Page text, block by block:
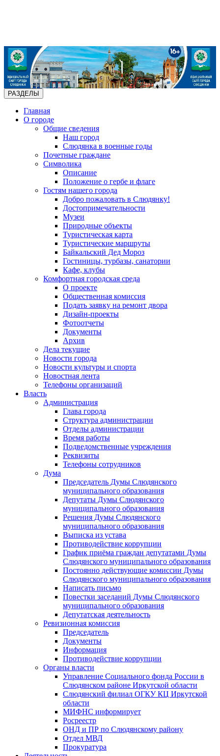
РАЗДЕЛЫ
Главная
О городе
Общие сведения
Наш город
Слюдянка в военные годы
Почетные граждане
Символика
Описание
Положение о гербе и флаге
Гостям нашего города
Добро пожаловать в Слюдянку!
Достопримечательности
Музеи
Природные объекты
Туристическая карта
Туристические маршруты
Байкальский Дед Мороз
Гостиницы, турбазы, санатории
Кафе, клубы
Комфортная городская среда
О проекте
Общественная комиссия
Подать заявку на ремонт двора
Дизайн-проекты
Фотоотчеты
Документы
Архив
Дела текущие
Новости города
Новости культуры и спорта
Новостная лента
Телефоны организаций
Власть
Администрация
Глава города
Структура администрации
Отделы администрации
Время работы
Подведомственные учреждения
Реквизиты
Телефоны сотрудников
Дума
Председатель Думы Слюдянского
муниципального образования
Депутаты Думы Слюдянского
муниципального образования
Решения Думы Слюдянского
муниципального образования
Выписка из устава
Противодействие коррупции
График приёма граждан депутатами Думы
Слюдянского муниципального образования
Постоянно действующие комиссии Думы
Слюдянского муниципального образования
Написать письмо
Повестки заседаний Думы Слюдянского
муниципального образования
Депутатская деятельность
Ревизионная комиссия
Председатель
Документы
Информация
Противодействие коррупции
Органы власти
Управление Социального фонда России в
Слюдянском районе Иркутской области
Слюдянский филиал ОГКУ КЦ Иркутской
области
МИФНС информирует
Росреестр
ОНД и ПР по Слюдянскому району
Отдел МВД
Прокуратура